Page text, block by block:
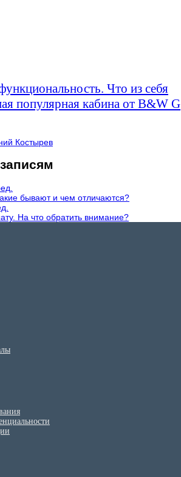
Что из себя
популярная кабина от B&W G
Костырев
бывают и чем отличаются?
На что обратить внимание?